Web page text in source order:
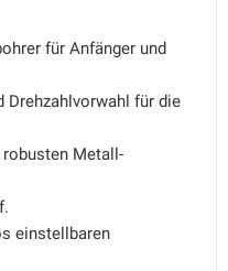
für Anfänger und
Drehzahlvorwahl für die
Metall-
einstellbaren